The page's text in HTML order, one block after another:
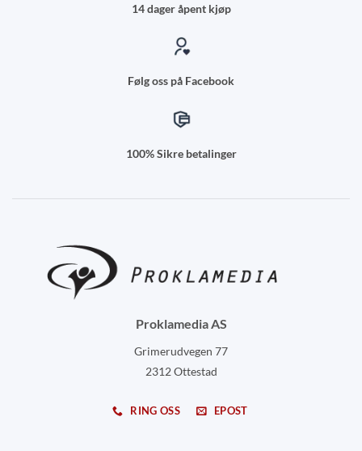
14 dager åpent kjøp
Følg oss på Facebook
100% Sikre betalinger
Proklamedia AS
Grimerudvegen 77
2312 Ottestad
RING OSS EPOST